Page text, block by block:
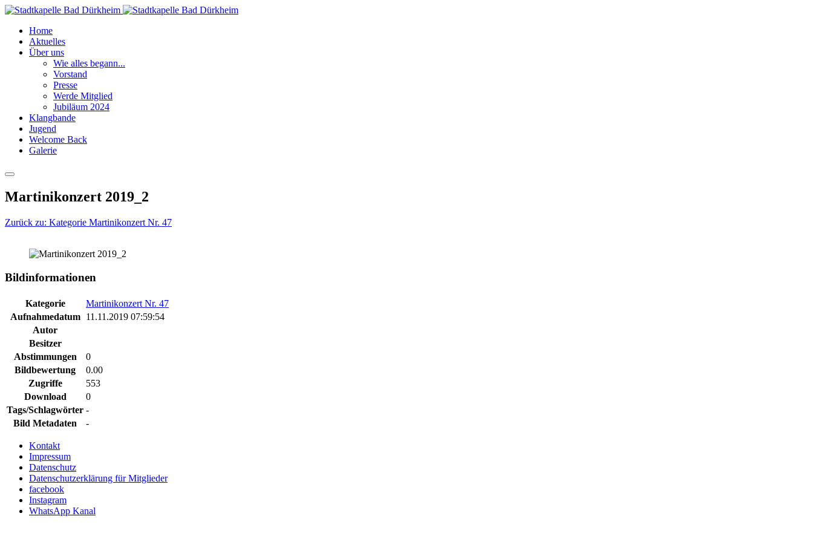
Home
Aktuelles
Über uns
Wie alles begann...
Vorstand
Presse
Werde Mitglied
Jubiläum 2024
Klangbande
Jugend
Welcome Back
Galerie
Martinikonzert 2019_2
Zurück zu: Kategorie Martinikonzert Nr. 47
Bildinformationen
Kategorie
Martinikonzert Nr. 47
Aufnahmedatum
11.11.2019 07:59:54
Autor
Besitzer
Abstimmungen
0
Bildbewertung
0.00
Zugriffe
553
Download
0
Tags/Schlagwörter -
Bild Metadaten
-
Kontakt
Impressum
Datenschutz
Datenschutzerklärung für Mitglieder
facebook
Instagram
WhatsApp Kanal